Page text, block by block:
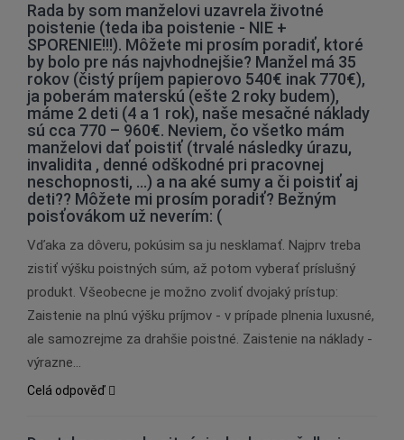
Rada by som manželovi uzavrela životné
poistenie (teda iba poistenie - NIE +
SPORENIE!!!). Môžete mi prosím poradiť, ktoré
by bolo pre nás najvhodnejšie? Manžel má 35
rokov (čistý príjem papierovo 540€ inak 770€),
ja poberám materskú (ešte 2 roky budem),
máme 2 deti (4 a 1 rok), naše mesačné náklady
sú cca 770 – 960€. Neviem, čo všetko mám
manželovi dať poistiť (trvalé následky úrazu,
invalidita , denné odškodné pri pracovnej
neschopnosti, ...) a na aké sumy a či poistiť aj
deti?? Môžete mi prosím poradiť? Bežným
poisťovákom už neverím: (
Vďaka za dôveru, pokúsim sa ju nesklamať. Najprv treba
zistiť výšku poistných súm, až potom vyberať príslušný
produkt. Všeobecne je možno zvoliť dvojaký prístup:
Zaistenie na plnú výšku príjmov - v prípade plnenia luxusné,
ale samozrejme za drahšie poistné. Zaistenie na náklady -
výrazne…
Celá odpověď